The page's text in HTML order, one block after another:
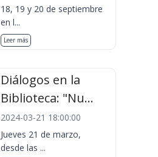
18, 19 y 20 de septiembre
en l...
Leer más
Diálogos en la
Biblioteca: "Nu...
2024-03-21 18:00:00
Jueves 21 de marzo,
desde las ...